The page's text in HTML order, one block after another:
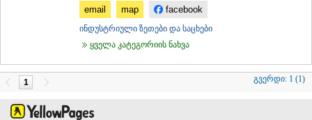
ᲮᲝᲑᲘ
ᲐᲜᲐᲙᲚᲘᲐ
ᲡᲐᲛᲪᲮᲔ–ᲯᲐᲕᲐᲮᲔᲗᲘ
email
map facebook
ინდუსტრიული ზეთები და საცხები
ყველა კატეგორიის ნახვა
1 გვერდი: 1 (1)